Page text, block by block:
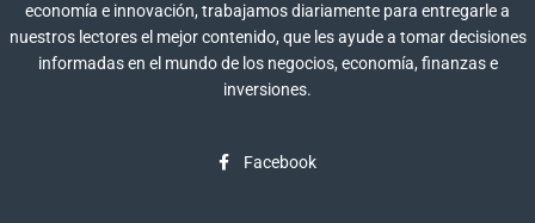
economía e innovación, trabajamos diariamente para entregarle a
nuestros lectores el mejor contenido, que les ayude a tomar decisiones
informadas en el mundo de los negocios, economía, finanzas e
inversiones.
Facebook